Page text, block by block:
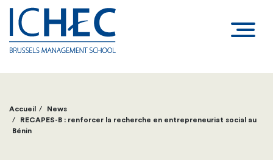
Fil
Accueil
News
RECAPES-B : renforcer la recherche en entrepreneuriat social au
Bénin